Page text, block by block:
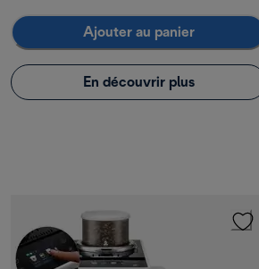
Ajouter au panier
En découvrir plus